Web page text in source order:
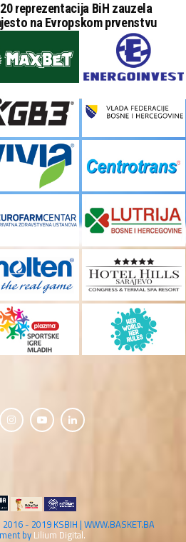
reprezentacija BiH zauzela
na Evropskom prvenstvu
- 2019 KSBIH | WWW.BASKET.BA
by Lilium Digital.